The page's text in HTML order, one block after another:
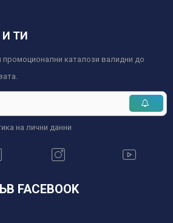
ТИ
промоционални каталози валидни до
на лични данни
FACEBOOK